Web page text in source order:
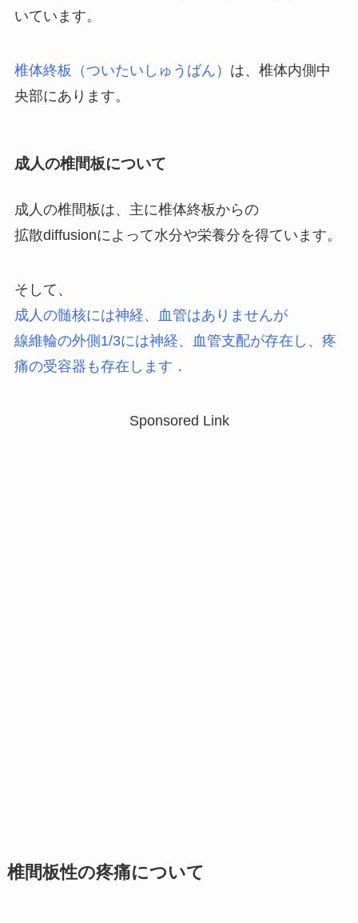
いています。
椎体終板（ついたいしゅうばん） は、椎体内側中
央部にあります。
成人の椎間板について
成人の椎間板は、主に椎体終板からの
拡散diffusionによって水分や栄養分を得ています。
そして、
成人の髄核には神経、血管はありませんが
線維輪の外側1/3には神経、血管支配が存在し、疼
痛の受容器も存在します．
Sponsored Link
椎間板性の疼痛について